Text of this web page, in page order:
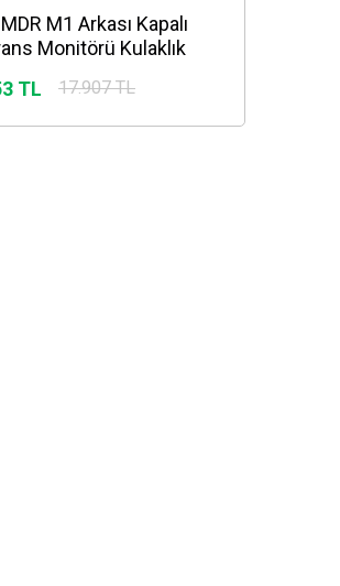
M1 Arkası Kapalı
Monitörü Kulaklık
TL
17.907 TL